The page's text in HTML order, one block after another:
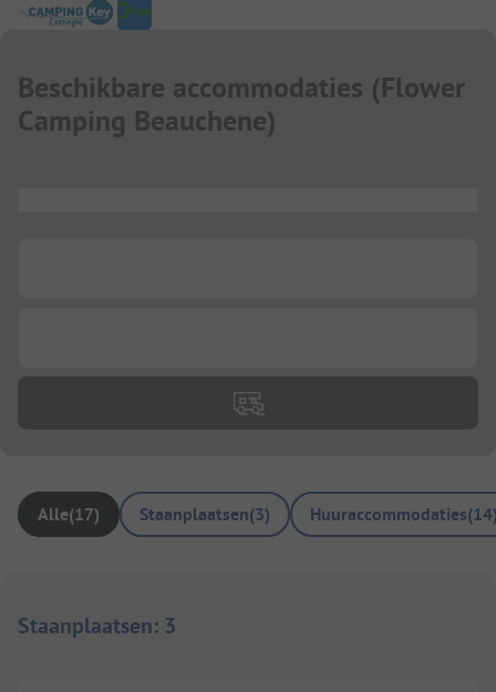
Beschikbare accommodaties (Flower
Camping Beauchene)
Alle(17) Staanplaatsen(3) Huuraccommodaties(14
Staanplaatsen: 3